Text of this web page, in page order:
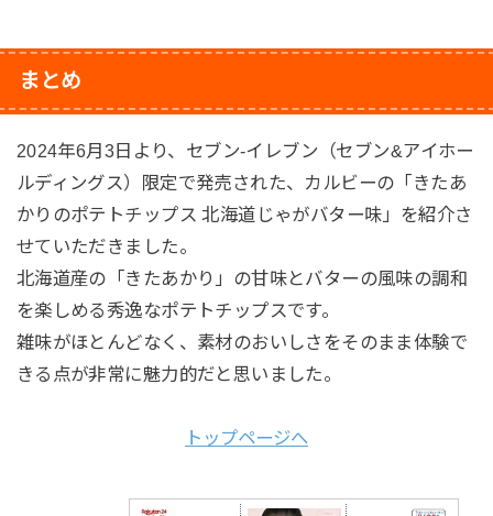
まとめ
2024年6月3日より、セブン-イレブン（セブン&アイホー
ルディングス）限定で発売された、カルビーの「きたあ
かりのポテトチップス 北海道じゃがバター味」を紹介さ
せていただきました。
北海道産の「きたあかり」の甘味とバターの風味の調和
を楽しめる秀逸なポテトチップスです。
雑味がほとんどなく、素材のおいしさをそのまま体験で
きる点が非常に魅力的だと思いました。
トップページへ